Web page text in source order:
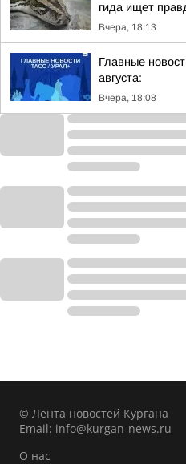
гида ищет
Вчера, 18:13
Главные
августа:
Вчера, 18:08
© Лента новостей Кургана
Email: info@kurgan-news.ru
О нас